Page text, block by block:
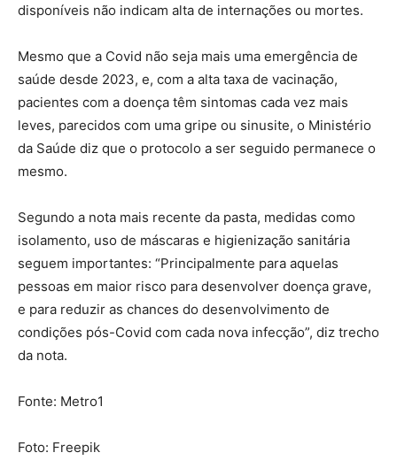
disponíveis não indicam alta de internações ou mortes.
Mesmo que a Covid não seja mais uma emergência de
saúde desde 2023, e, com a alta taxa de vacinação,
pacientes com a doença têm sintomas cada vez mais
leves, parecidos com uma gripe ou sinusite, o Ministério
da Saúde diz que o protocolo a ser seguido permanece o
mesmo.
Segundo a nota mais recente da pasta, medidas como
isolamento, uso de máscaras e higienização sanitária
seguem importantes: “Principalmente para aquelas
pessoas em maior risco para desenvolver doença grave,
e para reduzir as chances do desenvolvimento de
condições pós-Covid com cada nova infecção”, diz trecho
da nota.
Fonte: Metro1
Foto: Freepik